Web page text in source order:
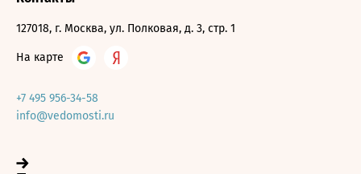
127018, г. Москва, ул. Полковая, д. 3, стр. 1
На карте
+7 495 956-34-58
info@vedomosti.ru